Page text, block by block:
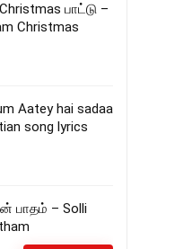
பாட்டு –
Christmas
Aatey hai sadaa
song lyrics
பாதம் – Solli